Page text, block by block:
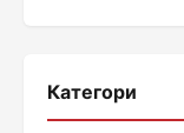
Категори